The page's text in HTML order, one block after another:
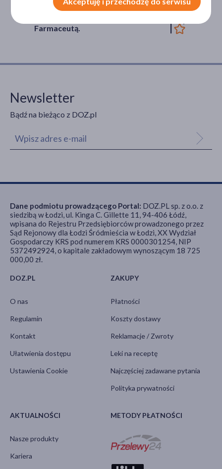
Farmaceutą.
Newsletter
Bądź na bieżąco z DOZ.pl
DOZ.PL
O nas
Regulamin
Kontakt
Ułatwienia dostępu
Ustawienia Cookie
ZAKUPY
Płatności
Koszty dostawy
Reklamacje / Zwroty
Leki na receptę
Najczęściej zadawane pytania
Polityka prywatności
AKTUALNOŚCI
Nasze produkty
Kariera
METODY PŁATNOŚCI
Dane podmiotu prowadzącego Portal: DOZ.PL sp. z o.o. z
siedzibą w Łodzi, ul. Kinga C. Gillette 11, 94-406 Łódź,
wpisana do Rejestru Przedsiębiorców prowadzonego przez
Sąd Rejonowy dla Łodzi Śródmieścia w Łodzi, XX Wydział
Gospodarczy KRS pod numerem KRS 0000301254, NIP
5372492924, o kapitale zakładowym wynoszącym 18 725
000,00 zł.